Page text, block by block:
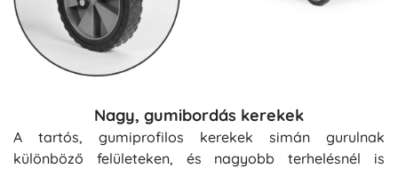
Nagy, gumibordás kerekek
A tartós, gumiprofilos kerekek simán gurulnak
különböző felületeken, és nagyobb terhelésnél is